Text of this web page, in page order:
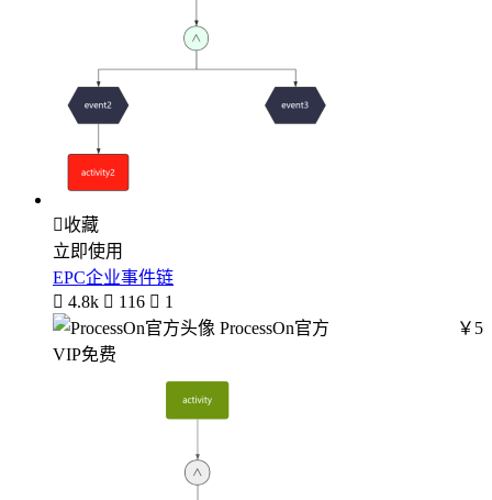
收藏
立即使用
EPC企业事件链
 4.8k  116  1
ProcessOn官方
￥5
VIP免费